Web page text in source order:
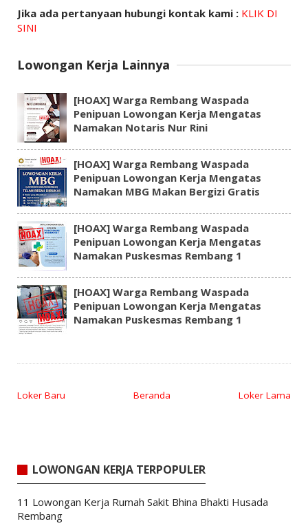
Jika ada pertanyaan hubungi kontak kami : KLIK DI
SINI
Lowongan Kerja Lainnya
[HOAX] Warga Rembang Waspada
Penipuan Lowongan Kerja Mengatas
Namakan Notaris Nur Rini
[HOAX] Warga Rembang Waspada
Penipuan Lowongan Kerja Mengatas
Namakan MBG Makan Bergizi Gratis
[HOAX] Warga Rembang Waspada
Penipuan Lowongan Kerja Mengatas
Namakan Puskesmas Rembang 1
[HOAX] Warga Rembang Waspada
Penipuan Lowongan Kerja Mengatas
Namakan Puskesmas Rembang 1
Loker Baru Loker Lama
Beranda
LOWONGAN KERJA TERPOPULER
11 Lowongan Kerja Rumah Sakit Bhina Bhakti Husada
Rembang